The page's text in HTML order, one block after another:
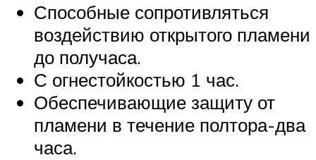
Способные сопротивляться
воздействию открытого пламени
до получаса.
С огнестойкостью 1 час.
Обеспечивающие защиту от
пламени в течение полтора-два
часа.